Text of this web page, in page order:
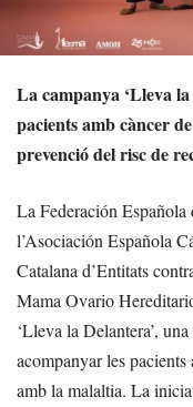
La campanya ‘Lleva
pacients amb càncer
prevenció del risc de
La Federación
l’Asociación Española
Catalana d’Entitats
Mama Ovario
‘Lleva la Delantera’,
acompanyar les
amb la malaltia. La